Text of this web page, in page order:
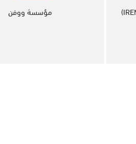
مؤسسة ووفن